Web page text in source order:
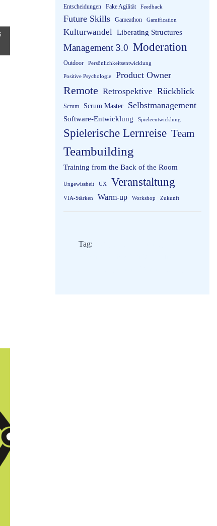
Entscheidungen
Fake Agilität Feedback
Future Skills Gameathon Gamification
Kulturwandel Liberating Structures
Management 3.0 Moderation
Outdoor Persönlichkeitsentwicklung
Positive Psychologie Product Owner
Remote Retrospektive Rückblick
Scrum Scrum Master Selbstmanagement
Software-Entwicklung Spieleentwicklung
Spielerische Lernreise Team
Teambuilding
Training from the Back of the Room
Ungewissheit UX Veranstaltung
VIA-Stärken Warm-up Workshop Zukunft
Tag: